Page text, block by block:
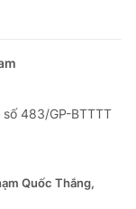
483/GP-BTTTT
Quốc Thắng,